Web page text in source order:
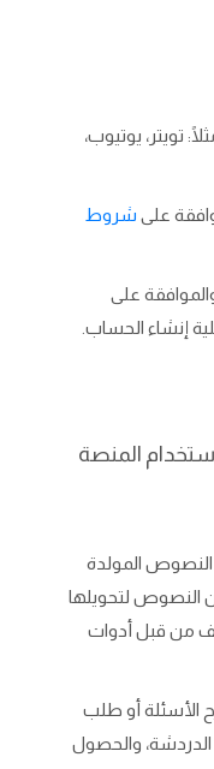
تويتر، يوتيوب،
على شروط
على
إنشاء الحساب.
المنصة
المولدة
النصوص لتحويلها
من قبل أدوات
الأسئلة أو طلب
والحصول